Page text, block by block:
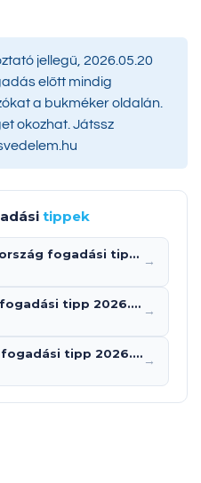
jellegű, 2026.05.20
előtt mindig
a bukméker oldalán.
okozhat. Játssz
tippek
Paraguay vs. Franciaország fogadási tipp 2026.07.04.: predikció, szorzók és elemzés →
Brazília vs. Norvégia fogadási tipp 2026.07.05.: predikció, szorzók és elemzés →
Kanada vs. Marokkó fogadási tipp 2026.07.04.: predikció, szorzók és elemzés →